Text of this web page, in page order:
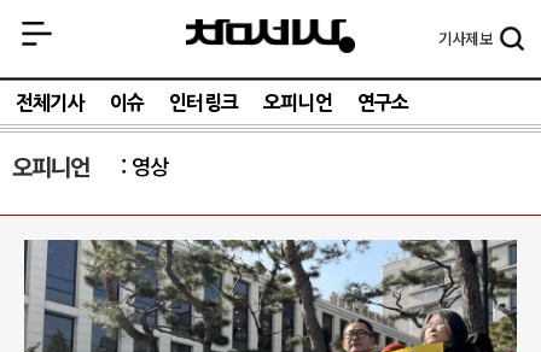
기사제보
전체기사 이슈 인터링크 오피니언 연구소
오피니언 영상